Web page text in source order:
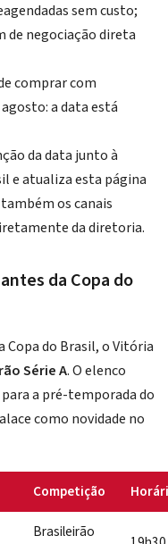
sem custo;
de negociação direta
comprar com
a data está
da data junto à
e atualiza esta página
os canais
da diretoria.
da Copa do
do Brasil, o Vitória
Série A. O elenco
a pré-temporada do
como novidade no
Competição
Brasileirão